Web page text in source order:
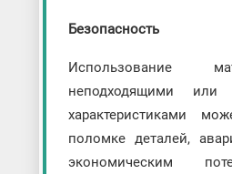
Безопасность
Использование
неподходящими или
характеристиками
поломке деталей,
экономическим